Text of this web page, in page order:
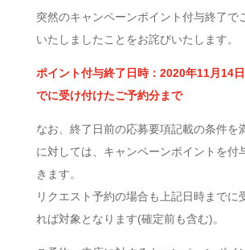
突然のキャンペーンポイント付与終了で
いたしましたことをお詫びいたします。
ポイント付与終了日時：2020年11月14
でに受け付けたご予約分まで
なお、終了日前の応募要項記載の条件を
に対しては、キャンペーンポイントを付
きます。
リクエスト予約の場合も上記日時までに
れば対象となります(確定前も含む)。